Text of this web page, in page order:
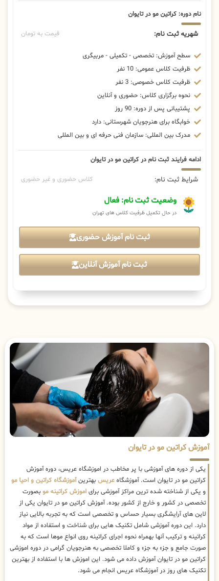
نام دوره: کراتین مو در تایوان
شهریه ثبت نام: قیمت به تومان
سطح آموزش: تخصصی - تکمیلی - مربیگری
ظرفیت کلاس عمومی: 10 نفر
ظرفیت کلاس خصوصی: 3 نفر
نحوه برگزاری کلاس: حضوری و آنلاین
پشتیبانی پس از دوره: 90 روز
خوابگاه برای هنرجویان شهرستانی: دارد
مدرک بین المللی: سازمان فنی حرفه ای و بین المللی
ادامه فرایند ثبت نام در کراتین مو در تایوان
شرایط ثبت نام: کلاس حضوری و غیر حضوری
وضعیت ثبت نام: فعال
در حال تکمیل ظرفیت کلاس های تهران
ثبت نام آموزش حضوری
ثبت نام آموزش آنلاین
آموزش کراتین مو در تایوان
یکی از دوره های آموزشی با پر مخاطب در اموزشگاه عریس، دوره آموزش
کراتین مو در تایوان است. آموزشگاه عریس بهترینآموزشگاه کراتین و احیا مو
و یکی از شناخته شده ترین مراکز آموزشی برای اموزش کراتینه مو بصورت
تخصصی در کشور و خارج از کشور بوده. آموزش کراتین مو در تایوان یکی از
لاین های آرایشگری بسیار حساس و تخصصی است که به تجربه بالایی نیاز
دارد. این دوره آموزشی شامل تکنیک هایی برای شناخت و استفاده از مواد
کراتینه و ترکیب آنها بهمراه نحوه اجرای کراتینه روی انواع موها است که به
صورت جامع و جزء به جزء و کاملا تخصصی به هنرجویان گرامی در دوره اموزشی
کراتین مو در تایوان آموزش داده می شود. این اموزش ها با استفاده از بهترین
تکنیک های روز در آموزشگاه عریس انجام می شود.